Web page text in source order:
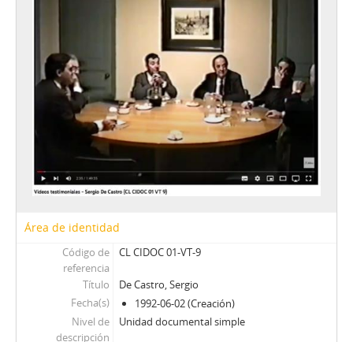
21 - Carvajal, Patricio
22 - Méndez, Juan Carlos
23 - Cubillos, Hernán (I)
24 - Yovane, Arturo
25 - Sesión de conversación sin invitado (II)
26 - Cubillos, Hernán (II)
27 - Cubillos, Hernán (III)
28 - Federecci, José Luis
29 - Bernstein, S. - Philippi, B.
30 - Cubillos, Hernán (IV)
31 - Claro, Jorge
33 - Toledo, Germán
34 - Müller, Tomás
35 - Errázuriz, Hernán Felipe (I)
36 - Seguel, Enrique
37 - Recabarren, Antonio
38 - Costabal, Martín
Área de identidad
Código de
referencia
CL CIDOC 01-VT-9
Título
De Castro, Sergio
Fecha(s)
1992-06-02 (Creación)
Nivel de
descripción
Unidad documental simple